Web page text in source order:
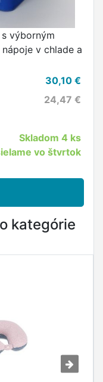
výborným
v chlade a
30,10 €
24,47 €
Skladom4 ks
vo štvrtok
kategórie